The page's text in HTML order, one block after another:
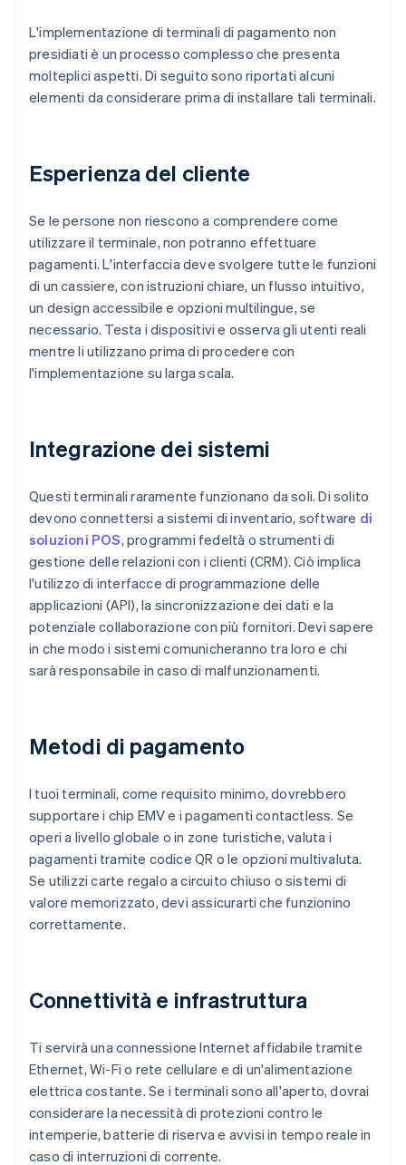
L'implementazione di terminali di pagamento non
presidiati è un processo complesso che presenta
molteplici aspetti. Di seguito sono riportati alcuni
elementi da considerare prima di installare tali terminali.
Esperienza del cliente
Se le persone non riescono a comprendere come
utilizzare il terminale, non potranno effettuare
pagamenti. L'interfaccia deve svolgere tutte le funzioni
di un cassiere, con istruzioni chiare, un flusso intuitivo,
un design accessibile e opzioni multilingue, se
necessario. Testa i dispositivi e osserva gli utenti reali
mentre li utilizzano prima di procedere con
l'implementazione su larga scala.
Integrazione dei sistemi
Questi terminali raramente funzionano da soli. Di solito
devono connettersi a sistemi di inventario, software di
soluzioni POS, programmi fedeltà o strumenti di
gestione delle relazioni con i clienti (CRM). Ciò implica
l'utilizzo di interfacce di programmazione delle
applicazioni (API), la sincronizzazione dei dati e la
potenziale collaborazione con più fornitori. Devi sapere
in che modo i sistemi comunicheranno tra loro e chi
sarà responsabile in caso di malfunzionamenti.
Metodi di pagamento
I tuoi terminali, come requisito minimo, dovrebbero
supportare i chip EMV e i pagamenti contactless. Se
operi a livello globale o in zone turistiche, valuta i
pagamenti tramite codice QR o le opzioni multivaluta.
Se utilizzi carte regalo a circuito chiuso o sistemi di
valore memorizzato, devi assicurarti che funzionino
correttamente.
Connettività e infrastruttura
Ti servirà una connessione Internet affidabile tramite
Ethernet, Wi-Fi o rete cellulare e di un'alimentazione
elettrica costante. Se i terminali sono all'aperto, dovrai
considerare la necessità di protezioni contro le
intemperie, batterie di riserva e avvisi in tempo reale in
caso di interruzioni di corrente.